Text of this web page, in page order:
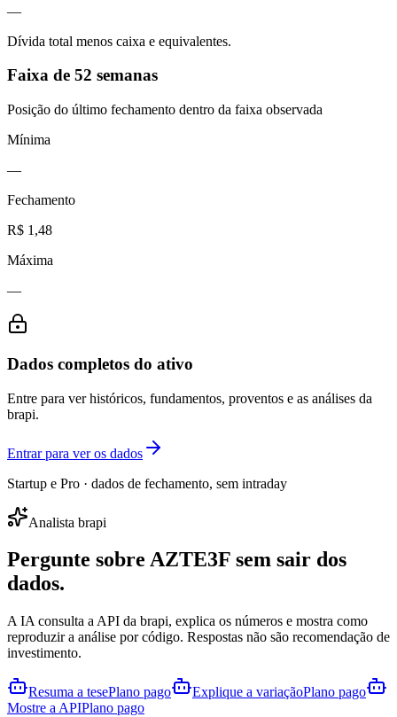
—
Dívida total menos caixa e equivalentes.
Faixa de 52 semanas
Posição do último fechamento dentro da faixa observada
Mínima
—
Fechamento
R$ 1,48
Máxima
—
Dados completos do ativo
Entre para ver históricos, fundamentos, proventos e as análises da
brapi.
Entrar para ver os dados
Startup e Pro · dados de fechamento, sem intraday
Analista brapi
Pergunte sobre AZTE3F sem sair dos
dados.
A IA consulta a API da brapi, explica os números e mostra como
reproduzir a análise por código. Respostas não são recomendação de
investimento.
Resuma a tesePlano pago Explique a variaçãoPlano pago
Mostre a APIPlano pago